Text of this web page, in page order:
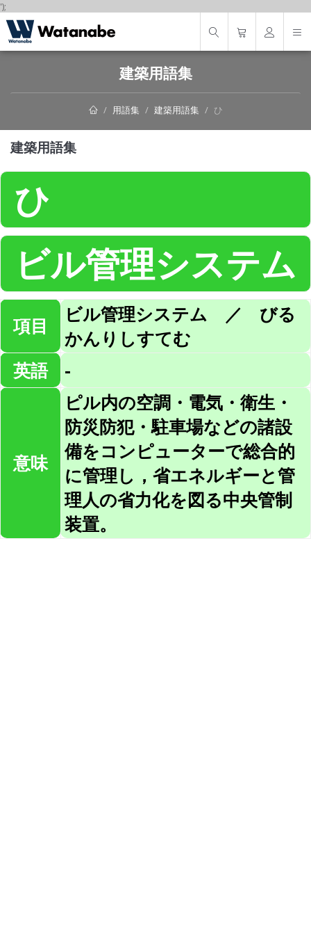
');
建築用語集
用語集 建築用語集 ひ
建築用語集
ひ
ビル管理システム
項目
ビル管理システム ／ びる
かんりしすてむ
英語
-
意味
ピル内の空調・電気・衛生・
防災防犯・駐車場などの諸設
備をコンピューターで総合的
に管理し，省エネルギーと管
理人の省力化を図る中央管制
装置。